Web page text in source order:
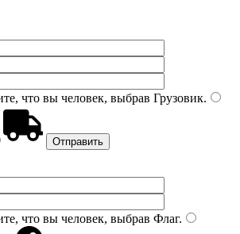
что вы человек, выбрав Грузовик.
что вы человек, выбрав Флаг.